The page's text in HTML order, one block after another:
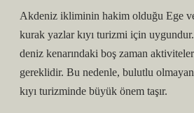
Akdeniz ikliminin hakim olduğu Ege
kurak yazlar kıyı turizmi için
deniz kenarındaki boş zaman
gereklidir. Bu nedenle, bulutlu olmayan
kıyı turizminde büyük önem taşır.